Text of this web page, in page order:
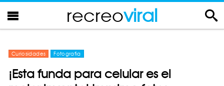
recreoviral
Curiosidades Fotografia
¡Esta funda para celular es el